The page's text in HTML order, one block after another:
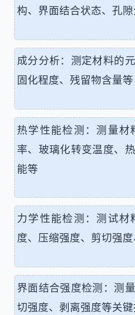
构、界面结合状态、孔
成分分析：测定材料的
固化程度、残留物含量等
热学性能检测：测量
率、玻璃化转变温度、
能等
力学性能检测：测试材
度、压缩强度、剪切强
界面结合强度检测：测
切强度、剥离强度等关